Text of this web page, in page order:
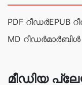
PDF റീഡർEPUB
MD റീഡര്‍
മീഡിയ